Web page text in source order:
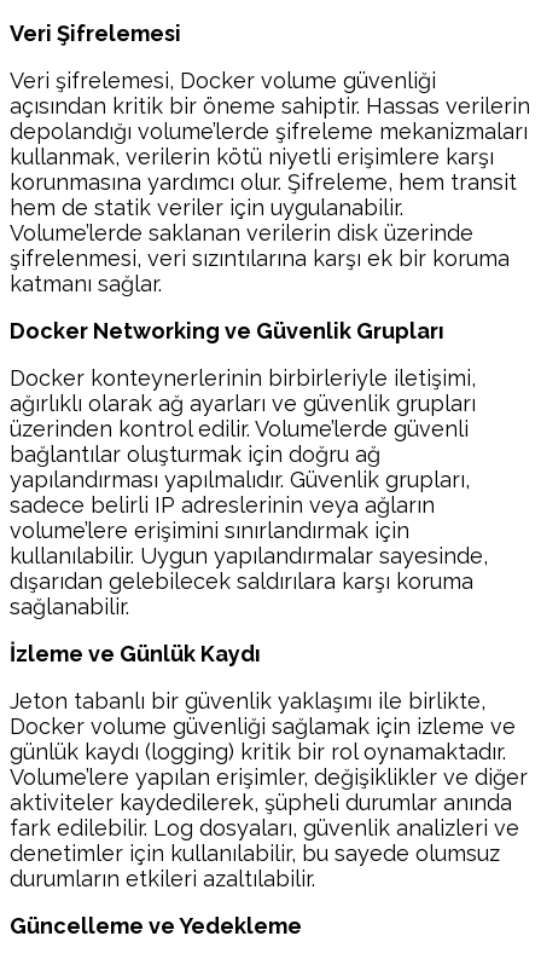
Veri Şifrelemesi
Veri şifrelemesi, Docker volume güvenliği
açısından kritik bir öneme sahiptir. Hassas verilerin
depolandığı volume’lerde şifreleme mekanizmaları
kullanmak, verilerin kötü niyetli erişimlere karşı
korunmasına yardımcı olur. Şifreleme, hem transit
hem de statik veriler için uygulanabilir.
Volume’lerde saklanan verilerin disk üzerinde
şifrelenmesi, veri sızıntılarına karşı ek bir koruma
katmanı sağlar.
Docker Networking ve Güvenlik Grupları
Docker konteynerlerinin birbirleriyle iletişimi,
ağırlıklı olarak ağ ayarları ve güvenlik grupları
üzerinden kontrol edilir. Volume’lerde güvenli
bağlantılar oluşturmak için doğru ağ
yapılandırması yapılmalıdır. Güvenlik grupları,
sadece belirli IP adreslerinin veya ağların
volume’lere erişimini sınırlandırmak için
kullanılabilir. Uygun yapılandırmalar sayesinde,
dışarıdan gelebilecek saldırılara karşı koruma
sağlanabilir.
İzleme ve Günlük Kaydı
Jeton tabanlı bir güvenlik yaklaşımı ile birlikte,
Docker volume güvenliği sağlamak için izleme ve
günlük kaydı (logging) kritik bir rol oynamaktadır.
Volume’lere yapılan erişimler, değişiklikler ve diğer
aktiviteler kaydedilerek, şüpheli durumlar anında
fark edilebilir. Log dosyaları, güvenlik analizleri ve
denetimler için kullanılabilir, bu sayede olumsuz
durumların etkileri azaltılabilir.
Güncelleme ve Yedekleme